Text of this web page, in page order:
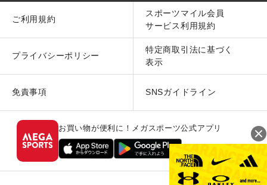
ご利用規約
スポーツマイル会員
サービス利用規約
プライバシーポリシー
特定商取引法に基づく
表示
免責事項 SNSガイドライン
お買い物が便利に！メガスポーツ公式アプリ